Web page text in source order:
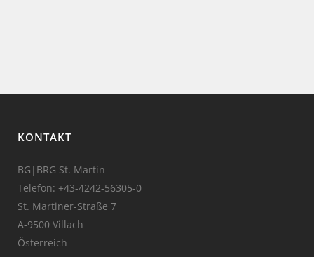
KONTAKT
BG|BRG St. Martin
Telefon: +43-4242-56305-0
St. Martiner-Straße 7
A-9500 Villach
Österreich